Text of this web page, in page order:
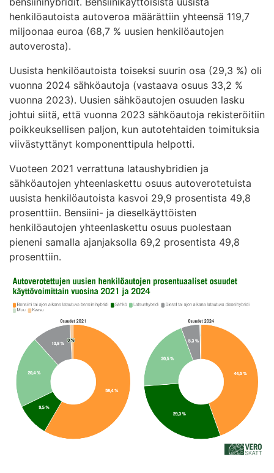
henkilöautoista autoveroa määrättiin yhteensä 119,7
miljoonaa euroa (68,7 % uusien henkilöautojen
autoverosta).
Uusista henkilöautoista toiseksi suurin osa (29,3 %) oli
vuonna 2024 sähköautoja (vastaava osuus 33,2 %
vuonna 2023). Uusien sähköautojen osuuden lasku
johtui siitä, että vuonna 2023 sähköautoja rekisteröitiin
poikkeuksellisen paljon, kun autotehtaiden toimituksia
viivästyttänyt komponenttipula helpotti.
Vuoteen 2021 verrattuna lataushybridien ja
sähköautojen yhteenlaskettu osuus autoverotetuista
uusista henkilöautoista kasvoi 29,9 prosentista 49,8
prosenttiin. Bensiini- ja dieselkäyttöisten
henkilöautojen yhteenlaskettu osuus puolestaan
pieneni samalla ajanjaksolla 69,2 prosentista 49,8
prosenttiin.